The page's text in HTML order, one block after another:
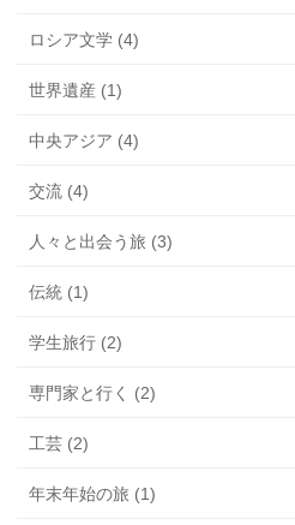
ロシア文学 (4)
世界遺産 (1)
中央アジア (4)
交流 (4)
人々と出会う旅 (3)
伝統 (1)
学生旅行 (2)
専門家と行く (2)
工芸 (2)
年末年始の旅 (1)